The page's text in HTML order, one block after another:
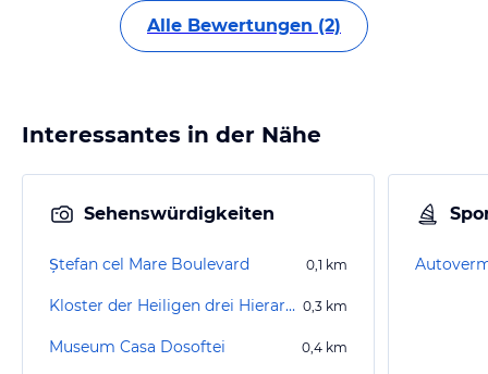
Alle Bewertungen (2)
Interessantes in der Nähe
Sehenswürdigkeiten
Ștefan cel Mare Boulevard 0,1 km
Kloster der Heiligen drei Hierarchen Iasi 0,3 km
Museum Casa Dosoftei 0,4 km